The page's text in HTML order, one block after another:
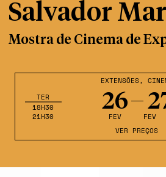
EXTENSÕES,
26
FEV FEV
TER
18H30
21H30
VER PREÇOS
Salvador
Mostra de Cinema de